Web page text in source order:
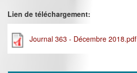
Lien de téléchargement:
Journal 363 - Décembre 2018.pdf